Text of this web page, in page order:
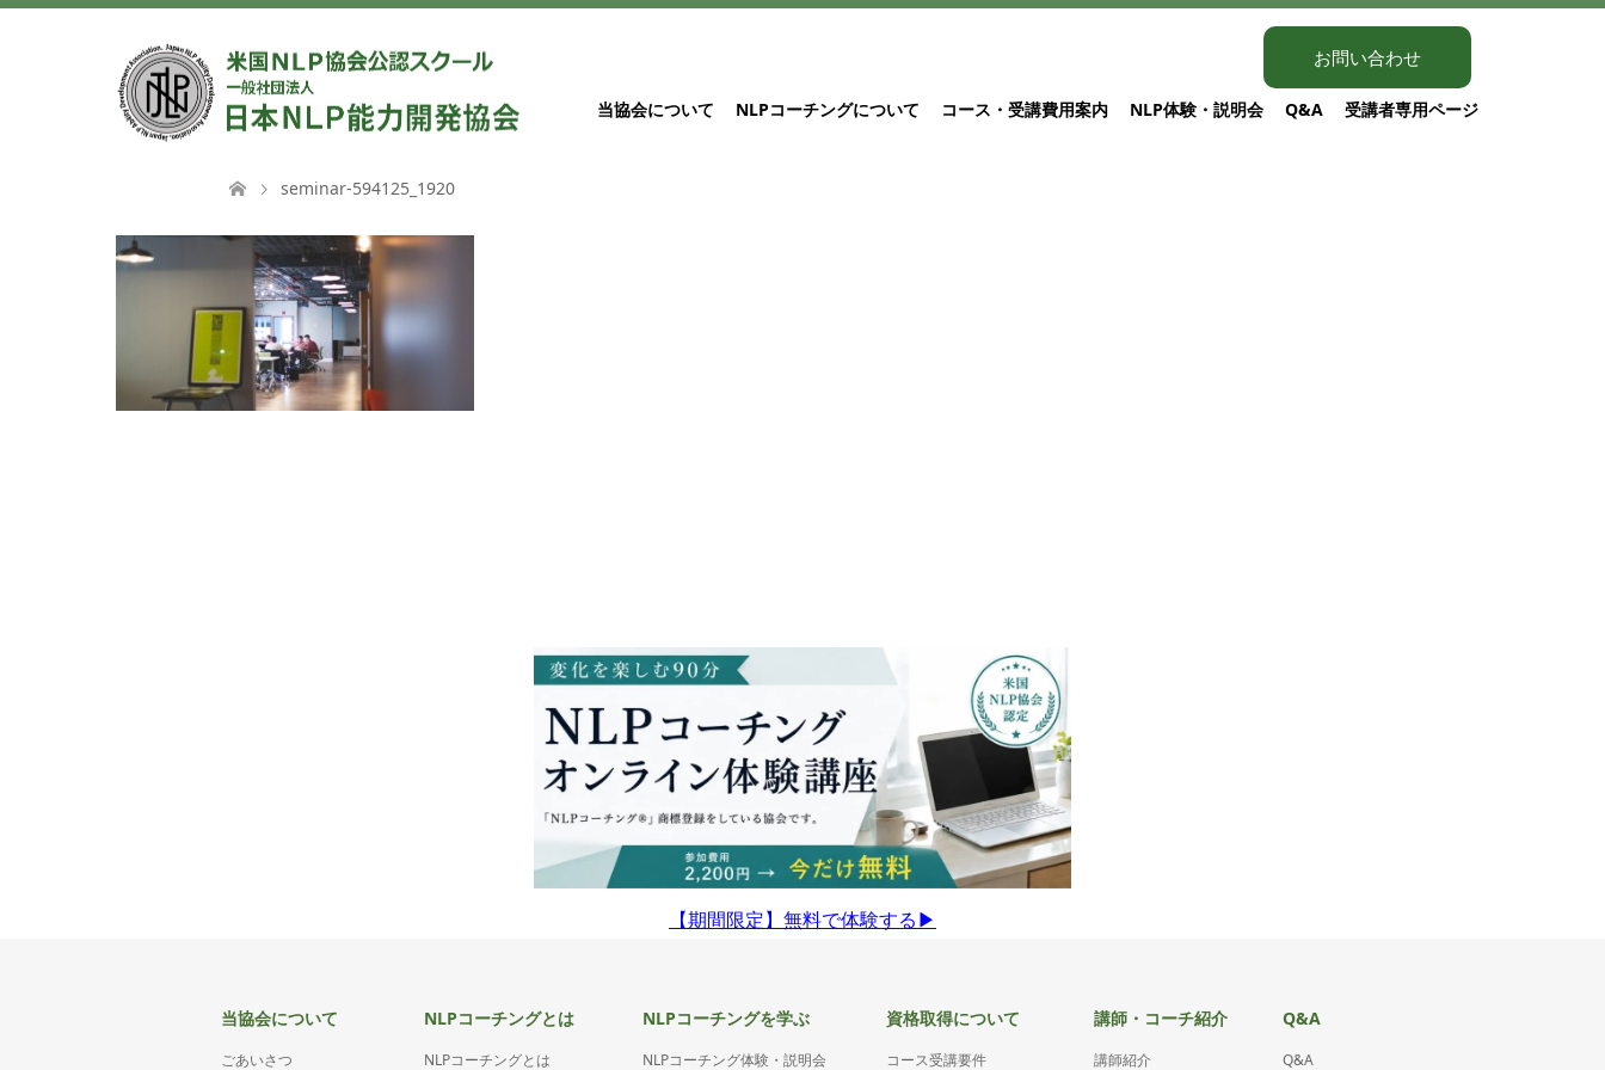
お問い合わせ
当協会について NLPコーチングについて コース・受講費用案内 NLP体験・説明会 Q&A 受講者専用ページ
seminar-594125_1920
【期間限定】無料で体験する▶︎
当協会について
ごあいさつ
NLPコーチングとは
NLPコーチングとは
NLPコーチングを学ぶ
NLPコーチング体験・説明会
資格取得について
コース受講要件
講師・コーチ紹介
講師紹介
Q&A
Q&A